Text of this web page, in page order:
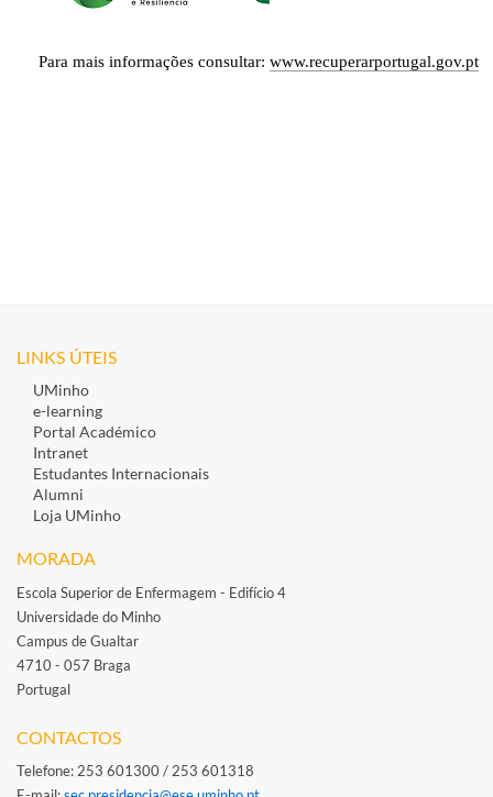
Para mais informações consultar: www.recuperarportugal.gov.pt
LINKS ÚTEIS
UMinho
e-learning
Portal Académico
Intranet
Estudantes Inte​rnacionais
Alumni
Loja UMinho
MORADA
Escola Superior de Enfermagem - Edifício 4
Universidade do Minho
Campus de Gualtar
4710 - 057 Braga
Portugal
CONTACTOS
Telefone: 253 601300 / 253 601318